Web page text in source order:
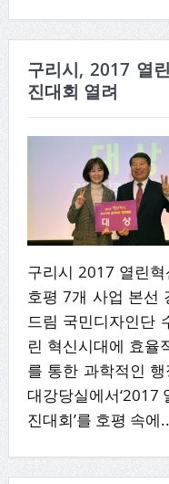
구리시, 2017 열
진대회 열려
구리시 2017 열린
호평 7개 사업 본선
드림 국민디자인단
린 혁신시대에 효율
를 통한 과학적인
대강당실에서‘2017
진대회’를 호평 속에